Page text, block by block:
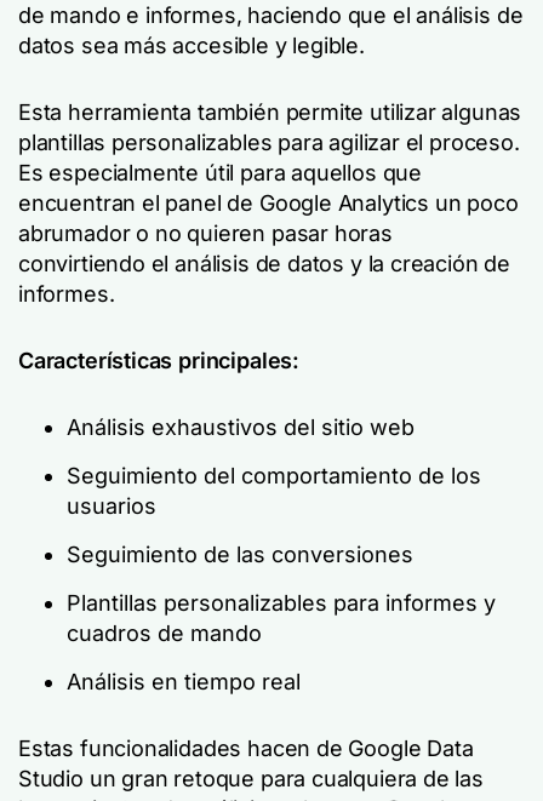
de mando e informes, haciendo que el análisis de
datos sea más accesible y legible.
Esta herramienta también permite utilizar algunas
plantillas personalizables para agilizar el proceso.
Es especialmente útil para aquellos que
encuentran el panel de Google Analytics un poco
abrumador o no quieren pasar horas
convirtiendo el análisis de datos y la creación de
informes.
Características principales:
Análisis exhaustivos del sitio web
Seguimiento del comportamiento de los
usuarios
Seguimiento de las conversiones
Plantillas personalizables para informes y
cuadros de mando
Análisis en tiempo real
Estas funcionalidades hacen de Google Data
Studio un gran retoque para cualquiera de las